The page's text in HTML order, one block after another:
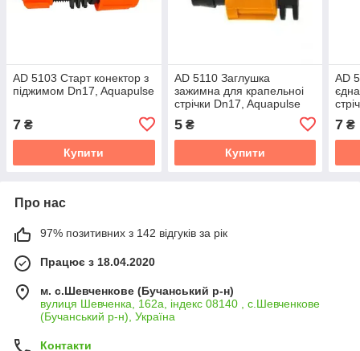
AD 5103 Старт конектор з
піджимом Dn17, Aquapulse
7 ₴
Купити
AD 5110 Заглушка
зажимна для крапельноі
стрічки Dn17, Aquapulse
5₴
Купити
AD
7 ₴
Про нас
97% позитивних з 142 відгуків за рік
Працює з 18.04.2020
м. с.Шевченкове (Бучанський р-н)
вулиця Шевченка, 162а, індекс 08140 , с.Шевченкове
(Бучанський р-н), Україна
Контакти